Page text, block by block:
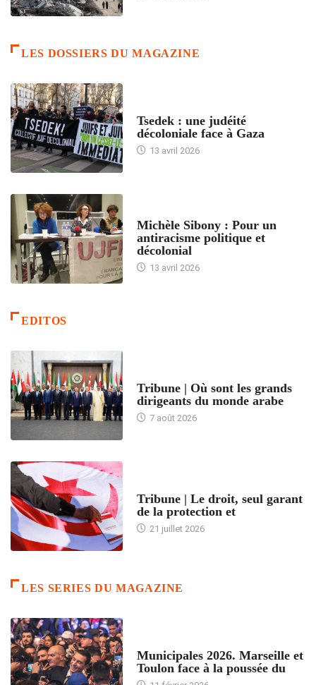
LES DOSSIERS DU MAGAZINE
Tsedek : une judéité
décoloniale face à Gaza
13 avril 2026
Michèle Sibony : Pour un
antiracisme politique et
décolonial
13 avril 2026
EDITOS
Tribune | Où sont les grands
dirigeants du monde arabe
7 août 2026
Tribune | Le droit, seul garant
de la protection et
21 juillet 2026
LES SERIES DU MAGAZINE
Municipales 2026. Marseille et
Toulon face à la poussée du